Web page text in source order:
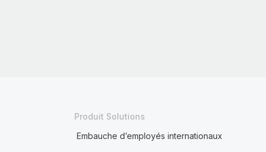
Produit Solutions
Embauche d’employés internationaux